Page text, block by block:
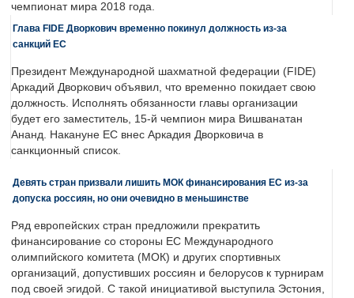
чемпионат мира 2018 года.
Глава FIDE Дворкович временно покинул должность из-за
санкций ЕС
Президент Международной шахматной федерации (FIDE)
Аркадий Дворкович объявил, что временно покидает свою
должность. Исполнять обязанности главы организации
будет его заместитель, 15-й чемпион мира Вишванатан
Ананд. Накануне ЕС внес Аркадия Дворковича в
санкционный список.
Девять стран призвали лишить МОК финансирования ЕС из-за
допуска россиян, но они очевидно в меньшинстве
Ряд европейских стран предложили прекратить
финансирование со стороны ЕС Международного
олимпийского комитета (МОК) и других спортивных
организаций, допустивших россиян и белорусов к турнирам
под своей эгидой. С такой инициативой выступила Эстония,